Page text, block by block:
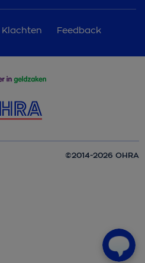
Klachten Feedback
©2014-2026 OHRA